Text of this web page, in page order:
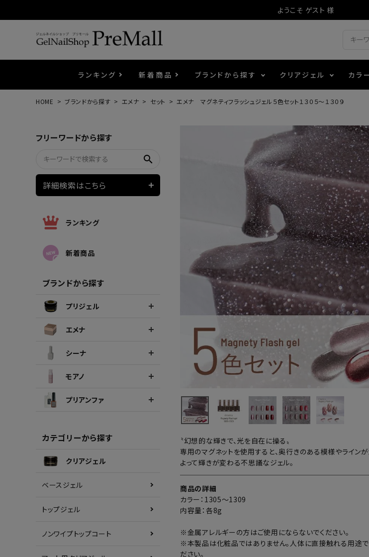
ようこそ ゲスト 様
ランキング 新着商品 ブランドから探す クリアジェル カラ
マグネティジェル マグ
ウェービージェル 3Dクレイジェル テラ
メタ
ポリッシュ・マニキュア
ピンセット・シザー・スパチュラ チャ
ネイルマシン その
パウダー・フレーク レジ
HOME ブランドから探す エメナ セット エメナ マグネティフラッシュジェル５色セット１３０５～１３０９
フリーワードから探す
search
詳細検索はこちら
ランキング
新着商品
ブランドから探す
プリジェル
エメナ
シーナ
モアノ
プリアンファ
カテゴリーから探す
クリアジェル
ベースジェル
トップジェル
ノンワイプトップコート
〝幻想的な輝きで、光を自在に操る〟
専用のマグネットを使用すると、奥行きのある模様やライン
よって輝きが変わる不思議なジェル。
商品の詳細
カラー：1305～1309
内容量：各8g
※金属アレルギーの方はご使用にならないでください。
※本製品は化粧品ではありません。人体に直接触れる用途で
ださい。